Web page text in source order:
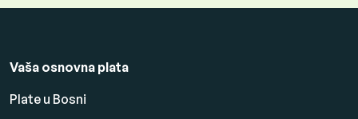
Vaša osnovna plata
Plate u Bosni